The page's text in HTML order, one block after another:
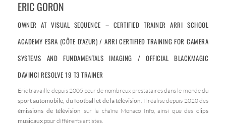
ERIC GORON
OWNER AT VISUAL SEQUENCE – CERTIFIED TRAINER ARRI SCHOOL
ACADEMY ESRA (CÔTE D’AZUR) / ARRI CERTIFIED TRAINING FOR CAMERA
SYSTEMS AND FUNDAMENTALS IMAGING / OFFICIAL BLACKMAGIC
DAVINCI RESOLVE 19 T3 TRAINER
Eric travaille depuis 2005 pour de nombreux prestataires dans le monde du
sport automobile, du football et de la télévision . Il réalise depuis 2020 des
émissions de télévision sur la chaîne Monaco Info, ainsi que desclips
musicaux pour différents artistes.